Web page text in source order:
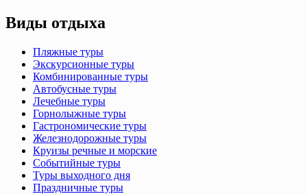
Виды отдыха
Пляжные туры
Экскурсионные туры
Комбинированные туры
Автобусные туры
Лечебные туры
Горнолыжные туры
Гастрономические туры
Железнодорожные туры
Круизы речные и морские
Событийные туры
Туры выходного дня
Праздничные туры